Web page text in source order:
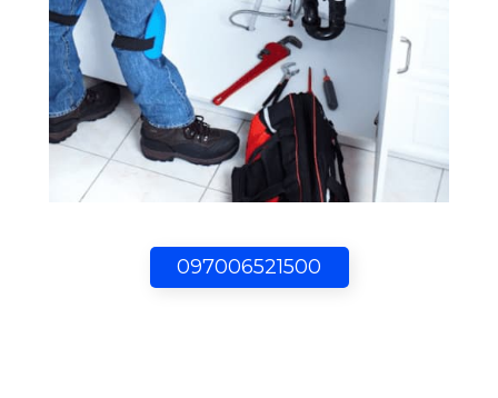
097006521500